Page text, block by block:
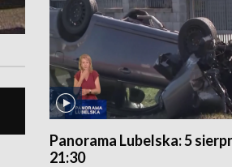
Panorama Lubelska: 5
21:30